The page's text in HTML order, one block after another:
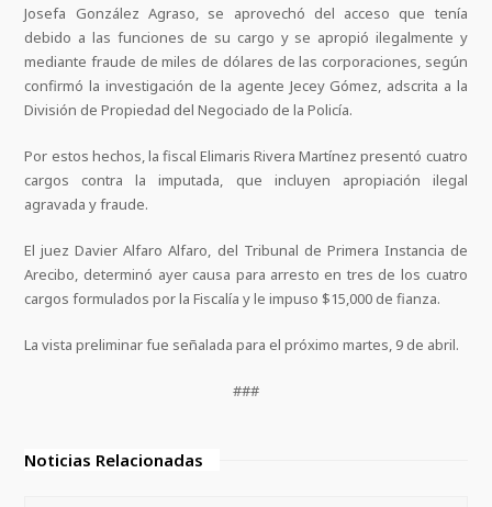
Josefa González Agraso, se aprovechó del acceso que tenía
debido a las funciones de su cargo y se apropió ilegalmente y
mediante fraude de miles de dólares de las corporaciones, según
confirmó la investigación de la agente Jecey Gómez, adscrita a la
División de Propiedad del Negociado de la Policía.
Por estos hechos, la fiscal Elimaris Rivera Martínez presentó cuatro
cargos contra la imputada, que incluyen apropiación ilegal
agravada y fraude.
El juez Davier Alfaro Alfaro, del Tribunal de Primera Instancia de
Arecibo, determinó ayer causa para arresto en tres de los cuatro
cargos formulados por la Fiscalía y le impuso $15,000 de fianza.
La vista preliminar fue señalada para el próximo martes, 9 de abril.
###
Noticias Relacionadas